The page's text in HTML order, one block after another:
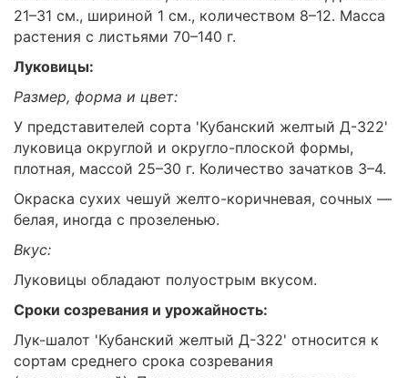
21–31 см., шириной 1 см., количеством 8–12. Масса
растения с листьями 70–140 г.
Луковицы:
Размер, форма и цвет:
У представителей сорта 'Кубанский желтый Д-322'
луковица округлой и округло-плоской формы,
плотная, массой 25–30 г. Количество зачатков 3–4.
Окраска сухих чешуй желто-коричневая, сочных —
белая, иногда с прозеленью.
Вкус:
Луковицы обладают полуострым вкусом.
Сроки созревания и урожайность:
Лук-шалот 'Кубанский желтый Д-322' относится к
сортам среднего срока созревания